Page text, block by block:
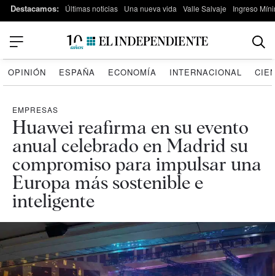
Destacamos: Últimas noticias Una nueva vida Valle Salvaje Ingreso
OPINIÓN ESPAÑA ECONOMÍA INTERNACIONAL
EMPRESAS
Huawei reafirma en su evento
anual celebrado en Madrid su
compromiso para impulsar una
Europa más sostenible e
inteligente